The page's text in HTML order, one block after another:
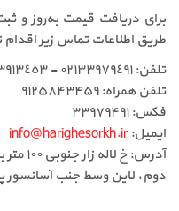
طریق اطلاعات تماس زیر اقدام
تلفن: ٠٢١٣٣٩٧٩٤٩١ - ٠٢١٣٣٩١٣٤٥٣
تلفن همراه: ۹۱۲۵۸۴۳۴۵۹
فکس: ۳۳۹۷۹۴۹۱
ایمیل:info@harighesorkh.ir
دوم، لاین وسط جنب آسانسور